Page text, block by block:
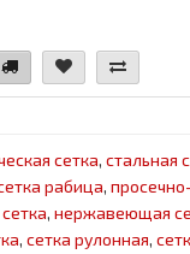
сетка, стальная
рабица,
, нержавеющая
, сетка рулонная,